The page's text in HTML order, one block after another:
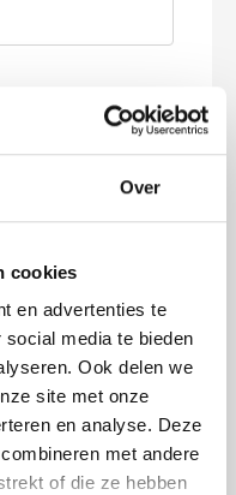
Over
cookies
en advertenties te
media te bieden
Ook delen we
site met onze
en analyse. Deze
met andere
of die ze hebben